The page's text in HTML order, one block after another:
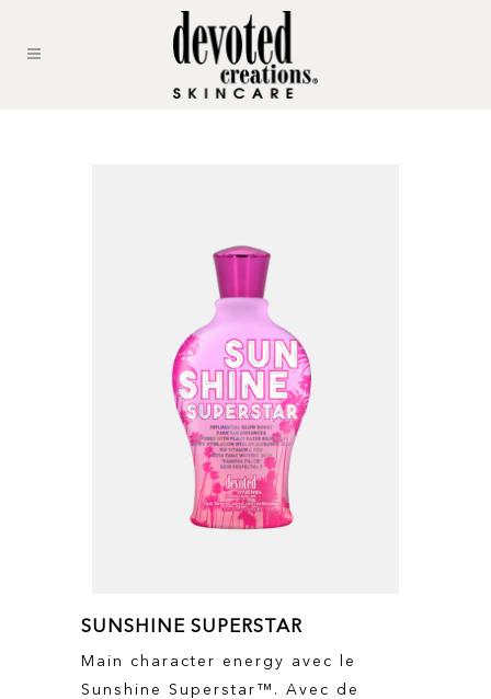
SUNSHINE SUPERSTAR
Main character energy avec le
Sunshine Superstar™. Avec de